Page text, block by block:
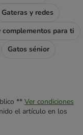
Gateras y redes
complementos para ti
Gatos sénior
** Ver condiciones
el artículo en los